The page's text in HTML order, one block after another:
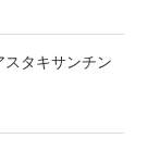
タキサンチン